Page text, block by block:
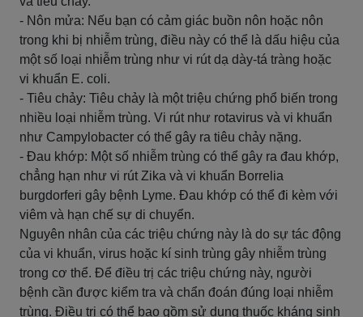
- Nôn mửa: Nếu bạn có cảm giác buồn nôn hoặc nôn
trong khi bị nhiễm trùng, điều này có thể là dấu hiệu của
một số loại nhiễm trùng như vi rút dạ dày-tá tràng hoặc
vi khuẩn E. coli.
- Tiêu chảy: Tiêu chảy là một triệu chứng phổ biến trong
nhiều loại nhiễm trùng. Vi rút như rotavirus và vi khuẩn
như Campylobacter có thể gây ra tiêu chảy nặng.
- Đau khớp: Một số nhiễm trùng có thể gây ra đau khớp,
chẳng hạn như vi rút Zika và vi khuẩn Borrelia
burgdorferi gây bệnh Lyme. Đau khớp có thể đi kèm với
viêm và hạn chế sự di chuyển.
Nguyên nhân của các triệu chứng này là do sự tác động
của vi khuẩn, virus hoặc kí sinh trùng gây nhiễm trùng
trong cơ thể. Để điều trị các triệu chứng này, người
bệnh cần được kiểm tra và chẩn đoán đúng loại nhiễm
trùng. Điều trị có thể bao gồm sử dụng thuốc kháng sinh